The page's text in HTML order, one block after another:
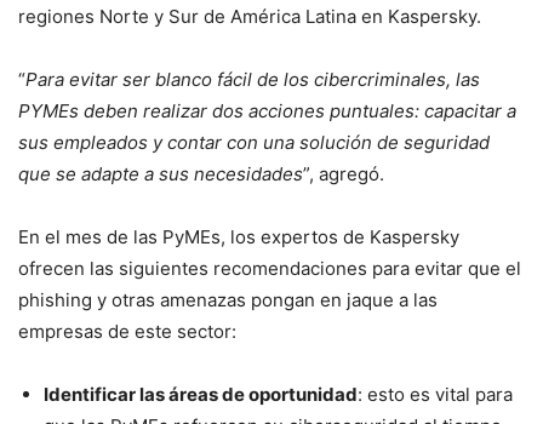
regiones Norte y Sur de América Latina en Kaspersky.
“Para evitar ser blanco fácil de los cibercriminales, las
PYMEs deben realizar dos acciones puntuales: capacitar a
sus empleados y contar con una solución de seguridad
que se adapte a sus necesidades”, agregó.
En el mes de las PyMEs, los expertos de Kaspersky
ofrecen las siguientes recomendaciones para evitar que el
phishing y otras amenazas pongan en jaque a las
empresas de este sector:
Identificar las áreas de oportunidad: esto es vital para